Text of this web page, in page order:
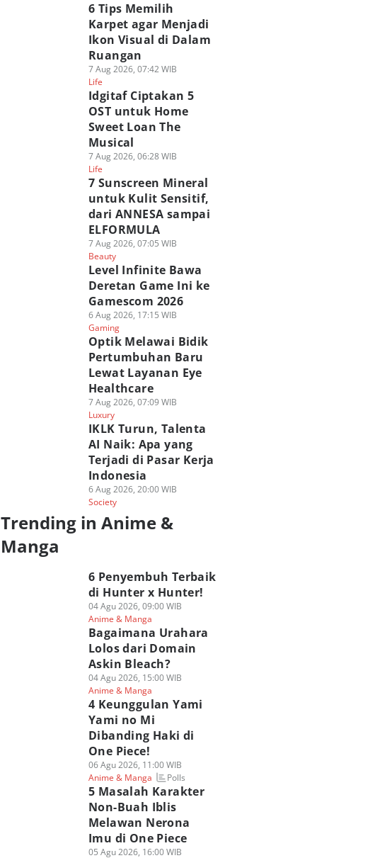
6 Tips Memilih
Karpet agar Menjadi
Ikon Visual di Dalam
Ruangan
7 Aug 2026, 07:42 WIB
Life
Idgitaf Ciptakan 5
OST untuk Home
Sweet Loan The
Musical
7 Aug 2026, 06:28 WIB
Life
7 Sunscreen Mineral
untuk Kulit Sensitif,
dari ANNESA sampai
ELFORMULA
7 Aug 2026, 07:05 WIB
Beauty
Level Infinite Bawa
Deretan Game Ini ke
Gamescom 2026
6 Aug 2026, 17:15 WIB
Gaming
Optik Melawai Bidik
Pertumbuhan Baru
Lewat Layanan Eye
Healthcare
7 Aug 2026, 07:09 WIB
Luxury
IKLK Turun, Talenta
AI Naik: Apa yang
Terjadi di Pasar Kerja
Indonesia
6 Aug 2026, 20:00 WIB
Society
Trending in Anime &
Manga
6 Penyembuh Terbaik
di Hunter x Hunter!
04 Agu 2026, 09:00 WIB
Anime & Manga
Bagaimana Urahara
Lolos dari Domain
Askin Bleach?
04 Agu 2026, 15:00 WIB
Anime & Manga
4 Keunggulan Yami
Yami no Mi
Dibanding Haki di
One Piece!
06 Agu 2026, 11:00 WIB
Anime & Manga
Polls
5 Masalah Karakter
Non-Buah Iblis
Melawan Nerona
Imu di One Piece
05 Agu 2026, 16:00 WIB